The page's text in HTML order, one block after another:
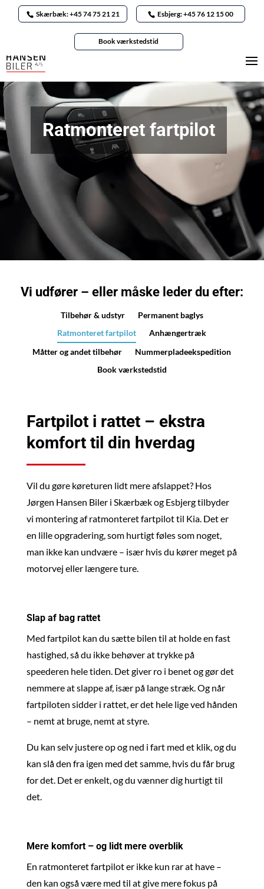
Skærbæk: +45 74 75 21 21 Esbjerg: +45 76 12 15 00
Book værkstedstid
Ratmonteret fartpilot
Vi udfører – eller måske leder du efter:
Tilbehør & udstyr
Permanent baglys
Ratmonteret fartpilot
Anhængertræk
Måtter og andet tilbehør
Nummerpladeekspedition
Book værkstedstid
Fartpilot i rattet – ekstra
komfort til din hverdag
Vil du gøre køreturen lidt mere afslappet? Hos
Jørgen Hansen Biler i Skærbæk og Esbjerg tilbyder
vi montering af ratmonteret fartpilot til Kia. Det er
en lille opgradering, som hurtigt føles som noget,
man ikke kan undvære – især hvis du kører meget på
motorvej eller længere ture.
Slap af bag rattet
Med fartpilot kan du sætte bilen til at holde en fast
hastighed, så du ikke behøver at trykke på
speederen hele tiden. Det giver ro i benet og gør det
nemmere at slappe af, især på lange stræk. Og når
fartpiloten sidder i rattet, er det hele lige ved hånden
– nemt at bruge, nemt at styre.
Du kan selv justere op og ned i fart med et klik, og du
kan slå den fra igen med det samme, hvis du får brug
for det. Det er enkelt, og du vænner dig hurtigt til
det.
Mere komfort – og lidt mere overblik
En ratmonteret fartpilot er ikke kun rar at have –
den kan også være med til at give mere fokus på